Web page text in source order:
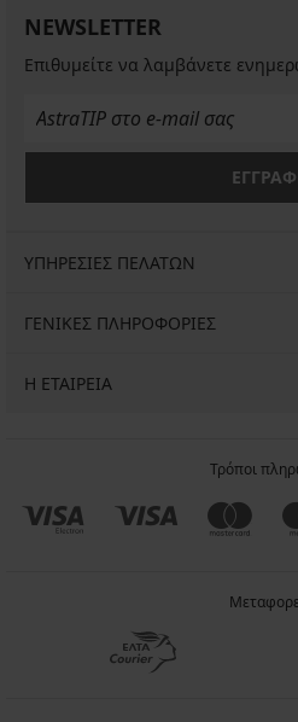
NEWSLETTER
Επιθυμείτε να λαμβάνετε
ΥΠΗΡΕΣΙΕΣ ΠΕΛΑΤΩΝ
ΓΕΝΙΚΕΣ ΠΛΗΡΟΦΟΡΙΕΣ
Η ΕΤΑΙΡΕΙΑ
Τρόποι